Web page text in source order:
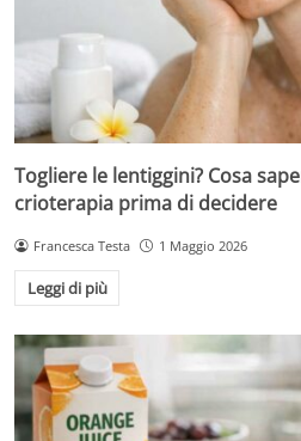
Togliere le lentiggini? Cosa
crioterapia prima di decidere
Francesca Testa 1 Maggio 2026
Leggi di più